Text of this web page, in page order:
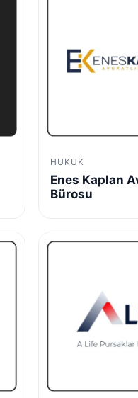
HUKUK
Enes Kaplan
Bürosu